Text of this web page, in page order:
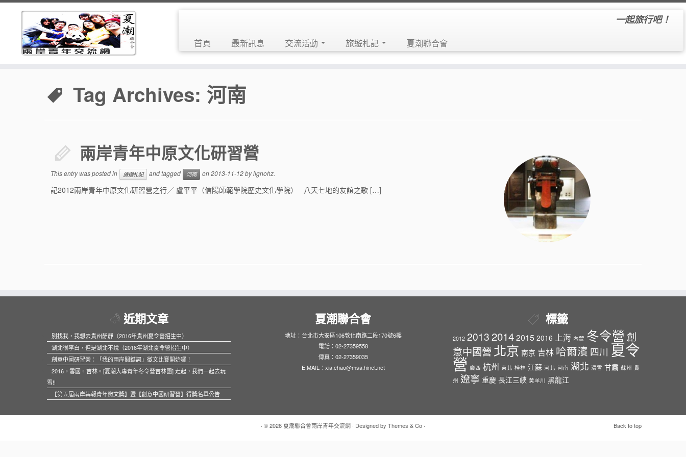
一起旅行吧！
首頁 最新訊息 交流活動 旅遊札記 夏潮聯合會
Tag Archives: 河南
兩岸青年中原文化研習營
This entry was posted in 旅遊札記 and tagged 河南 on2013-11-12byilgnohz.
記2012兩岸青年中原文化研習營之行／ 盧平平（信陽師範學院歷史文化學院） 八天七地的友誼之歌 […]
近期文章
別找我，我想去貴州靜靜（2016年貴州夏令營招生中）
湖北很李白，但是湖北不說（2016年湖北夏令營招生中）
創意中國研習營：「我的兩岸關鍵詞」徵文比賽開始囉！
2016。雪國。吉林。[夏潮大專青年冬令營吉林團] 走起，我們一起去玩
雪!!
【第五屆兩岸犇報青年徵文獎】暨【創意中國研習營】得獎名單公告
夏潮聯合會
地址：台北市大安區106敦化南路二段170號6樓
電話：02-27359558
傳真：02-27359035
E.MAIL：xia.chao@msa.hinet.net
標籤
2012 201320142015 2016 上海 內蒙 冬令營 創
意中國營 北京 南京 吉林 哈爾濱 四川 夏令
營 廣西 杭州 東北 桂林 江蘇 河北 河南 湖北 滑雪 甘肅 蘇州 貴
州 遼寧 重慶 長江三峽 黃羊川 黑龍江
· © 2026 夏潮聯合會兩岸青年交流網 · Designed by Themes & Co · Back to top